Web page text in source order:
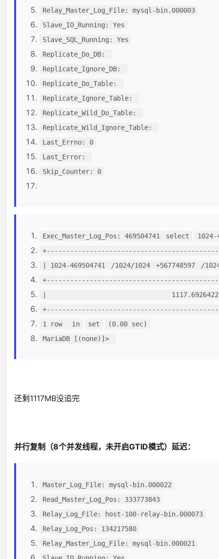
Relay_Master_Log_File: mysql-bin.000003
Slave_IO_Running: Yes
Slave_SQL_Running: Yes
Replicate_Do_DB:
Replicate_Ignore_DB:
Replicate_Do_Table:
Replicate_Ignore_Table:
Replicate_Wild_Do_Table:
Replicate_Wild_Ignore_Table:
Last_Errno: 0
Last_Error:
Skip_Counter: 0
Exec_Master_Log_Pos: 469504741 select
1024-
| 1024-469504741
/1024/1024 +567748597
/
|
1 row
in set
(0.00 sec)
MariaDB [(none)]>
还剩1117MB没追完
并行复制（8个并发线程，未开启GTID模式）延迟：
Master_Log_File: mysql-bin.000022
Read_Master_Log_Pos: 333773843
Relay_Log_File: host-100-relay-bin.000073
Relay_Log_Pos: 134217580
Relay_Master_Log_File: mysql-bin.000021